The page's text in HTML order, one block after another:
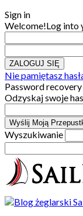
Sign in
Welcome!Log into
Nie pamiętasz
Password recovery
Odzyskaj swoje
Wyszukiwanie